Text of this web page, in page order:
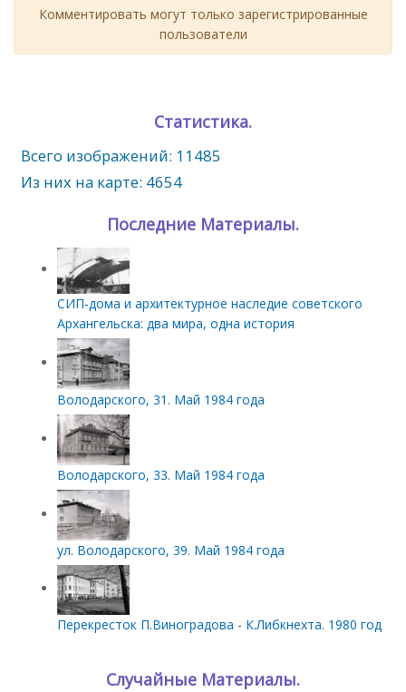
Комментировать могут только зарегистрированные
пользователи
Статистика.
Всего изображений: 11485
Из них на карте: 4654
Последние Материалы.
СИП‑дома и архитектурное наследие советского
Архангельска: два мира, одна история
Володарского, 31. Май 1984 года
Володарского, 33. Май 1984 года
ул. Володарского, 39. Май 1984 года
Перекресток П.Виноградова - К.Либкнехта. 1980 год
Случайные Материалы.